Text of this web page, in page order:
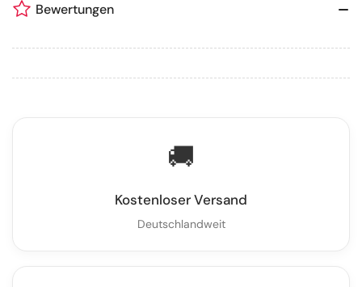
Bewertungen
🚚
Kostenloser Versand
Deutschlandweit